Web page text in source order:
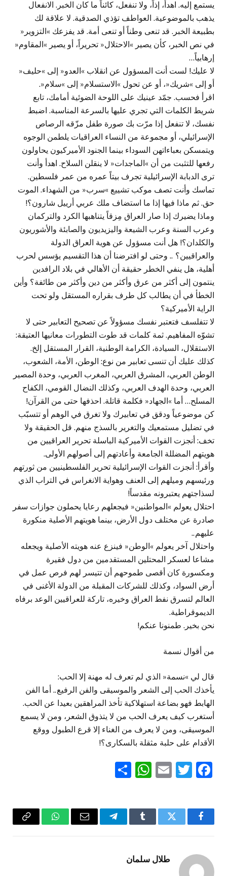
يستمع إليه. اهدأ، إذاً، ولا تنفعل، كائناً ما كان الخبر. الانفعال
يذهب بالموضوعية. العواطف تؤذي الصدقية. لا علاقة لك
بطبيعة الخبر. قد تنعى وطناً أو تنعى أمة. قد يفزعك »التزوير«
في نص الخبر، كأن يصير »الاحتلال« تحريراً، أو يصير »المقاوم«
إرهابياً…
لا عليك! لست أنت المسؤول عن انقلاب »العدو« إلى »حليف«
أو إلى »شريك«، أو عن تحول »الاستسلام« إلى »سلام«.
اقرأ فحسب. جمّد عينيك على اللوحة الضوئية أمامك، تابع
شريط الكلمات التي تجري عليها بالسرعة المناسبة. اضبط
نفسك، لا تنفعل إذا مرّت بك صورة طفل مزّقه الرصاص
الإسرائيلي، أو مجموعة من النساء العراقيات يلطمن الوجوه
ويتمسكن بعباءاتهن السوداء بينما الجنود الأميركيون يحاولون
رفعها للتثبت من أن »الماجدات« لا ينقلن السلاح. اهدأ وأنت
ترى الدبابة الإسرائيلية تجرف بيتاً عمره من عمر فلسطين.
تماسك وأنت تصف موكب تشييع »سرب« من الشهداء. الموت
حق. ثم ماذا فيها إذا ما استضاف ملك عربي أرييل شارون؟!
وماذا يضيرك إذا صار العراق مِزقاً يتناهبها الكرد والتركمان
وعرب السنة وعرب الشيعة واليزيديون والصابئة والأشوريون
والكلدان؟! هل أنت مسؤول عن هوية العراق الدولة
والعراقيين؟ .. وحتى لو افترضنا أن هذا التقسيم يؤسس لحرب
أهلية، هل ينفي الخطر حقيقة أن الأهالي في بلاد الرافدين
ينتمون إلى أكثر من عرق وأكثر من دين وأكثر من طائفة؟ وأين
الخطأ في أن يطالب كل طرف بقراره المستقل ولو تحت
الراية الأميركية؟
لا تتفلسف فتعتبر نفسك مسؤولاً عن تصحيح التعابير حتى لا
تشوّه المفاهيم. ثمة كلمات قد طوت التطورات معانيها العتيقة:
الاستقلال، السيادة، الكرامة الوطنية، القرار المستقل إلخ.
كذلك عليك أن تنسى تعابير من نوع: الوطن، الأمة، الشعوب،
الوطن العربي، المشرق العربي، المغرب العربي، وحدة المصير
العربي، وحدة الهدف العربي، وكذلك النضال القومي، الكفاح
المسلح… أما »الجهاد« فكلمة قاتلة. احذفها حتى من القرآن!
كن موضوعياً ودقق في تعابيرك ولا تغرق في الوهم أو تتسبّب
في تضليل مستمعيك والتغرير بالسذج منهم. قل الحقيقة ولا
تخف: أنجزت القوات الأميركية الباسلة تحرير العراقيين من
هويتهم المضللة الجامعة وأعادتهم إلى أصولهم الأولى.
وأقرأ: أنجزت القوات الإسرائيلية تحرير الفلسطينيين من ثورتهم
ورئيسهم وميلهم إلى العنف وهواية الانغراس في التراب الذي
لسذاجتهم يعتبرونه مقدساً!
احتلال يعولم »المواطنين« فيجعلهم رعايا يحملون جوازات سفر
صادرة عن مختلف دول الأرض، بينما هويتهم الأصلية منكورة
عليهم..
واحتلال آخر يعولم »الوطن« فينزع عنه هويته الأصلية ويجعله
مشاعا لعسكر المحتلين المستقدمين من دول فقيرة
ومكسورة كان أقصى طموحهم أن تتيسر لهم فرص عمل في
أرض السواد، وكذلك للشركات المقبلة من الدولة الأغنى في
العالم لتسرق نفط العراق وخيره، تاركة للعراقيين الوعد برفاه
الديموقراطية.
نحن بخير. طمنونا عنكم!
من أقوال نسمة
قال لي »نسمة« الذي لم تعرف له مهنة إلا الحب:
يأخذك الحب إلى الشعر والموسيقى والفن الرفيع.. أما الفن
الهابط فهو بضاعة استهلاكية تأخذ المراهقين بعيدا عن الحب.
أستغرب كيف يعرف الحب من لا يتذوق الشعر، ومن لا يسمع
الموسيقى، ومن لا يعرف من الغناء إلا قرع الطبول ووقع
الأقدام على حلبة مثقلة بالسكارى؟!
Facebook
Twitter
Email
WhatsApp
فيسبوكتويتر Tumblr تيلقرام البريد
واتسابCopy
طلال سلمان